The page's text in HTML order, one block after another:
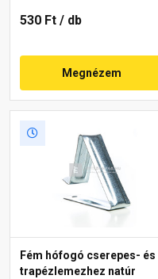
530 Ft / db
Megnézem
Fém hófogó cserepes- és
trapézlemezhez natúr